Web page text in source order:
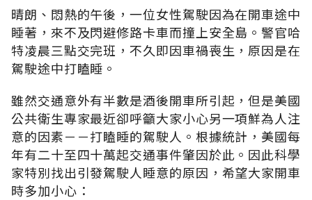
晴朗、悶熱的午後，一位女性駕駛因為在開車途中
睡著，來不及閃避修路卡車而撞上安全島。警官哈
特凌晨三點交完班，不久即因車禍喪生，原因是在
駕駛途中打瞌睡。
雖然交通意外有半數是酒後開車所引起，但是美國
公共衛生專家最近卻呼籲大家小心另一項鮮為人注
意的因素－－打瞌睡的駕駛人。根據統計，美國每
年有二十至四十萬起交通事件肇因於此。因此科學
家特別找出引發駕駛人睡意的原因，希望大家開車
時多加小心：